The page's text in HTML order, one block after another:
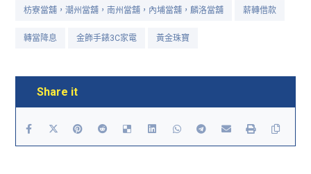
枋寮當舖，潮州當舖，南州當舖，內埔當舖，麟洛當舖 薪轉借款
轉當降息 金飾手錶3C家電 黃金珠寶